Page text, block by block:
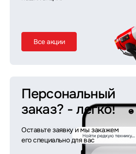
Все акции
Персональный
заказ? - легко!
Оставьте заявку и мы закажем
его специально для вас